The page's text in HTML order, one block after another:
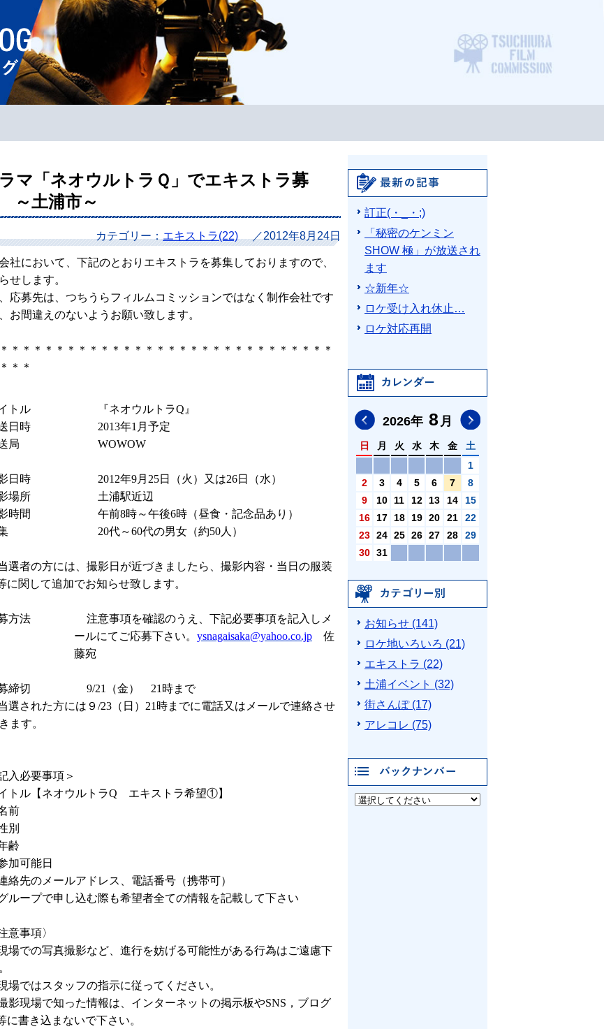
ページ
ロケ
ラマ「ネオウルトラＱ」でエキストラ募
～土浦市～
カテゴリー： エキストラ(22) ／2012年8月24日
社において、下記のとおりエキストラを募集しておりますので、
せします。
応募先は、つちうらフィルムコミッションではなく制作会社です
お間違えのないようお願い致します。
＊＊＊＊＊＊＊＊＊＊＊＊＊＊＊＊＊＊＊＊＊＊＊＊＊＊＊＊＊
＊＊
イトル 『ネオウルトラQ 』
送日時 2013年1 月予定
送局 WOWOW
影日時 2012年9月 25日（火）又は26日（水）
影場所 土浦駅近辺
影時間 午前8時～午後6時（昼食・記念品あり）
集 20代～60代の男女（約50人）
選者の方には、撮影日が近づきましたら、撮影内容・当日の服装
に関して追加でお知らせ致します。
方法 注意事項を確認のうえ、下記必要事項を記入しメ
ールにてご応募下さい。 ysnagaisaka@yahoo.co.jp 佐
藤宛
募締切 9/21 （金） 21 時まで
選された方には９ /23 （日） 21 時までに電話又はメールで連絡させ
ます。
入必要事項＞
トル【ネオウルトラQ エキストラ希望①】
前
別
齢
加可能日
絡先のメールアドレス、電話番号（携帯可）
ループで申し込む際も希望者全ての情報を記載して下さい
意事項〉
場での写真撮影など、進行を妨げる可能性がある行為はご遠慮下
場ではスタッフの指示に従ってください。
影現場で知った情報は、インターネットの掲示板やSNS ，ブログ
に書き込まないで下さい。
訂正(・_・;)
「秘密のケンミン
SHOW 極」が放送され
ます
☆新年☆
ロケ受け入れ休止…
ロケ対応再開
2026年 8 月
日 月 火 水 木 金
土
1
2
3 4 5 6 7
8
9
10 11 12 13 14
15
16
17 18 19 20 21
22
23
24 25 26 27 28
29
30
31
前の月へ
お知らせ (141)
ロケ地いろいろ (21)
エキストラ (22)
土浦イベント (32)
街さんぽ (17)
アレコレ (75)